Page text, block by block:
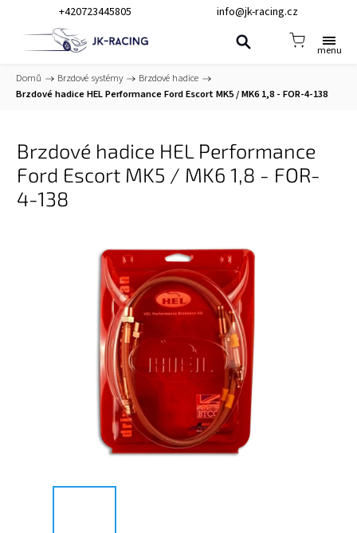
+420723445805 info@jk-racing.cz
Domů / Brzdové systémy / Brzdové hadice /
Brzdové hadice HEL Performance Ford Escort MK5 / MK6 1,8 - FOR-4-138
Brzdové hadice HEL Performance
Ford Escort MK5 / MK6 1,8 - FOR-
4-138